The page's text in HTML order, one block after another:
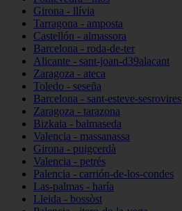
Girona - llívia
Tarragona - amposta
Castellón - almassora
Barcelona - roda-de-ter
Alicante - sant-joan-d39alacant
Zaragoza - ateca
Toledo - seseña
Barcelona - sant-esteve-sesrovires
Zaragoza - tarazona
Bizkaia - balmaseda
Valencia - massanassa
Girona - puigcerdà
Valencia - petrés
Palencia - carrión-de-los-condes
Las-palmas - haría
Lleida - bossòst